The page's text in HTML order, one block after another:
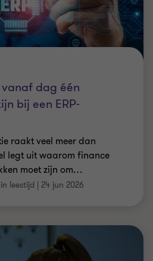
dag één
bij een ERP-
raakt veel meer dan
legt uit waarom finance
moet zijn om…
leestijd | 24 jun 2026